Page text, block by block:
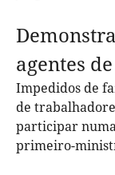
agentes
Impedidos de
de
participar
primeiro-